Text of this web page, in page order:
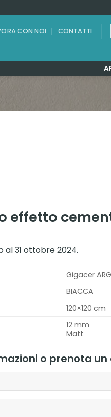
CON NOI CONTATTI
effetto
al 31 ottobre 2024.
Gigacer
BIACCA
120×120 cm
12 mm
Matt
o prenota